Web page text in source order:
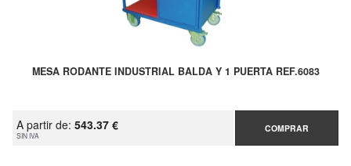
MESA RODANTE INDUSTRIAL BALDA Y 1 PUERTA REF.6083
A partir de: 543.37 €
SIN IVA
COMPRAR